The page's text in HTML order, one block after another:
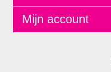
Mijn account